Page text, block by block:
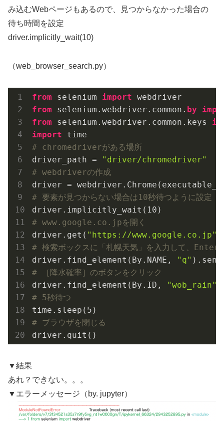
み込むWebページもあるので、見つからなかった場合の
待ち時間を設定
driver.implicitly_wait(10)
（web_browser_search.py）
from selenium import
from selenium.webdriver.common. by
from selenium.webdriver.common.keys
import
# chromedriverがある場所
driver_path =
"driver/chromedriver"
# webdriverの作成
# 要素が見つからない場合は10秒待つように設定
driver.implicitly_wait( 10
# www.google.co.jpを開く
driver.get( "https://www.google.co.jp"
# 検索ボックスに「札幌天気」を入力して、Enter
driver.find_element(By.NAME,
"q"
# ［降水確率］のボタンをクリック
driver.find_element(By.ID,
"wob_rain"
# 5秒待つ
time.sleep( 5
# ブラウザを閉じる
driver.quit()
▼結果
あれ？できない。。。
▼エラーメッセージ（by. jupyter）